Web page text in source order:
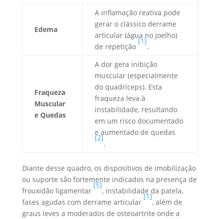
Edema
A inflamação reativa pode
gerar o clássico derrame
articular (água no joelho)
de repetição
[1]
.
Fraqueza
Muscular
e Quedas
A dor gera inibição
muscular (especialmente
do quadríceps). Esta
fraqueza leva à
instabilidade, resultando
em um risco documentado
e aumentado de quedas
[2]
.
Diante desse quadro, os dispositivos de imobilização
ou suporte são fortemente indicados na presença de
frouxidão ligamentar
[5]
, instabilidade da patela,
fases agudas com derrame articular
[1]
, além de
graus leves a moderados de osteoartrite onde a